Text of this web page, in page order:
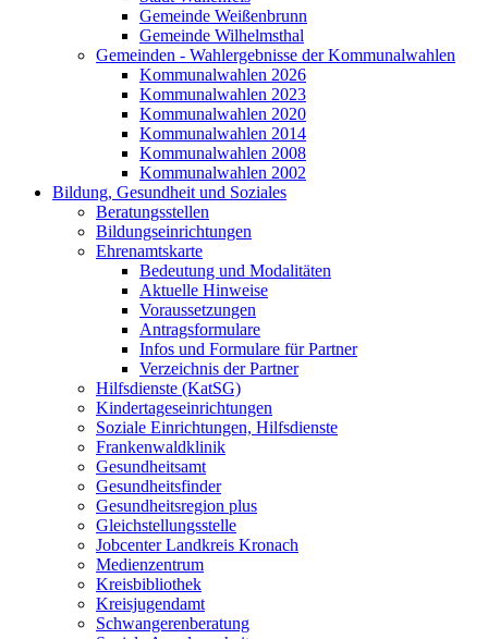
Gemeinde Weißenbrunn
Gemeinde Wilhelmsthal
Gemeinden - Wahlergebnisse der Kommunalwahlen
Kommunalwahlen 2026
Kommunalwahlen 2023
Kommunalwahlen 2020
Kommunalwahlen 2014
Kommunalwahlen 2008
Kommunalwahlen 2002
Bildung, Gesundheit und Soziales
Beratungsstellen
Bildungseinrichtungen
Ehrenamtskarte
Bedeutung und Modalitäten
Aktuelle Hinweise
Voraussetzungen
Antragsformulare
Infos und Formulare für Partner
Verzeichnis der Partner
Hilfsdienste (KatSG)
Kindertageseinrichtungen
Soziale Einrichtungen, Hilfsdienste
Frankenwaldklinik
Gesundheitsamt
Gesundheitsfinder
Gesundheitsregion plus
Gleichstellungsstelle
Jobcenter Landkreis Kronach
Medienzentrum
Kreisbibliothek
Kreisjugendamt
Schwangerenberatung